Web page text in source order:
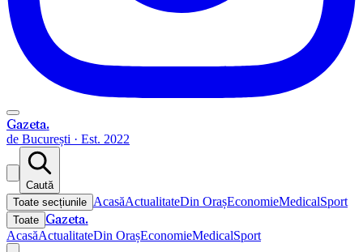
Gazeta.
de București · Est. 2022
Caută
Toate secțiunile AcasăActualitateDin OrașEconomieMedicalSport
Toate Gazeta.
AcasăActualitateDin OrașEconomieMedicalSport